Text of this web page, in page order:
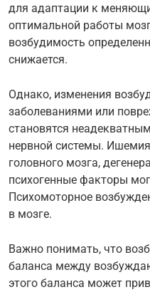
для адаптации к
оптимальной работы
возбудимость
снижается.
Однако, изменения
заболеваниями или
становятся
нервной системы. Ишемия
головного мозга,
психогенные факторы
Психомоторное
в мозге.
Важно понимать, что
баланса между
этого баланса может